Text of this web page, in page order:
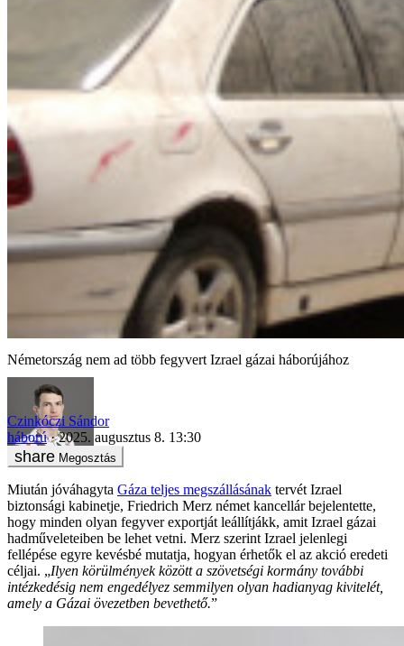
Németország nem ad több fegyvert Izrael gázai háborújához
Czinkóczi Sándor
háború
2025. augusztus 8. 13:30
Megosztás
Miután jóváhagyta Gáza teljes megszállásának tervét Izrael
biztonsági kabinetje, Friedrich Merz német kancellár bejelentette,
hogy minden olyan fegyver exportját leállítjákk, amit Izrael gázai
hadműveleteiben be lehet vetni. Merz szerint Izrael jelenlegi
fellépése egyre kevésbé mutatja, hogyan érhetők el az akció eredeti
céljai. „Ilyen körülmények között a szövetségi kormány további
intézkedésig nem engedélyez semmilyen olyan hadianyag kivitelét,
amely a Gázai övezetben bevethető.”